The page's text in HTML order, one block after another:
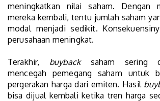
meningkatkan nilai saham. Dengan
mereka kembali, tentu jumlah saham
modal menjadi sedikit.
perusahaan meningkat.
Terakhir, buybacksaham sering
mencegah pemegang saham untuk
pergerakan harga dari emiten. Hasil
bisa dijual kembali ketika tren harga